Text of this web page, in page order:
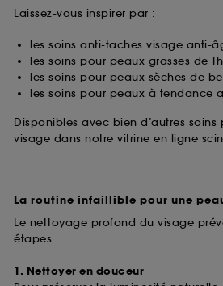
Laissez-vous inspirer par :
les soins anti-taches visage anti-
les soins pour peaux grasses de
les soins pour peaux sèches de
les soins pour peaux à tendance
Disponibles avec bien d’autres
visage dans notre vitrine en ligne
La routine infaillible pour une
Le nettoyage profond du visage
étapes.
1. Nettoyer en douceur